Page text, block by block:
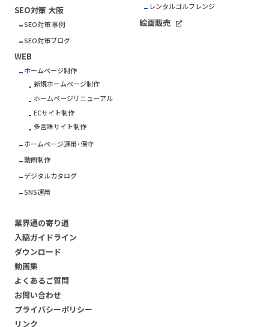
SEO対策 大阪
SEO対策 事例
SEO対策ブログ
WEB
ホームページ制作
新規ホームページ制作
ホームページリニューアル
ECサイト制作
多言語サイト制作
ホームページ運用・保守
動画制作
デジタルカタログ
SNS運用
レンタルゴルフレンジ
絵画販売
業界通の寄り道
入稿ガイドライン
ダウンロード
動画集
よくあるご質問
お問い合わせ
プライバシーポリシー
リンク